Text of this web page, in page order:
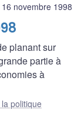
16 novembre 1998
planant sur
partie à
à
politique